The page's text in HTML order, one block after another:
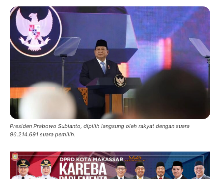
Presiden Prabowo Subianto, dipilih langsung oleh rakyat dengan suara
96.214.691 suara pemilih.